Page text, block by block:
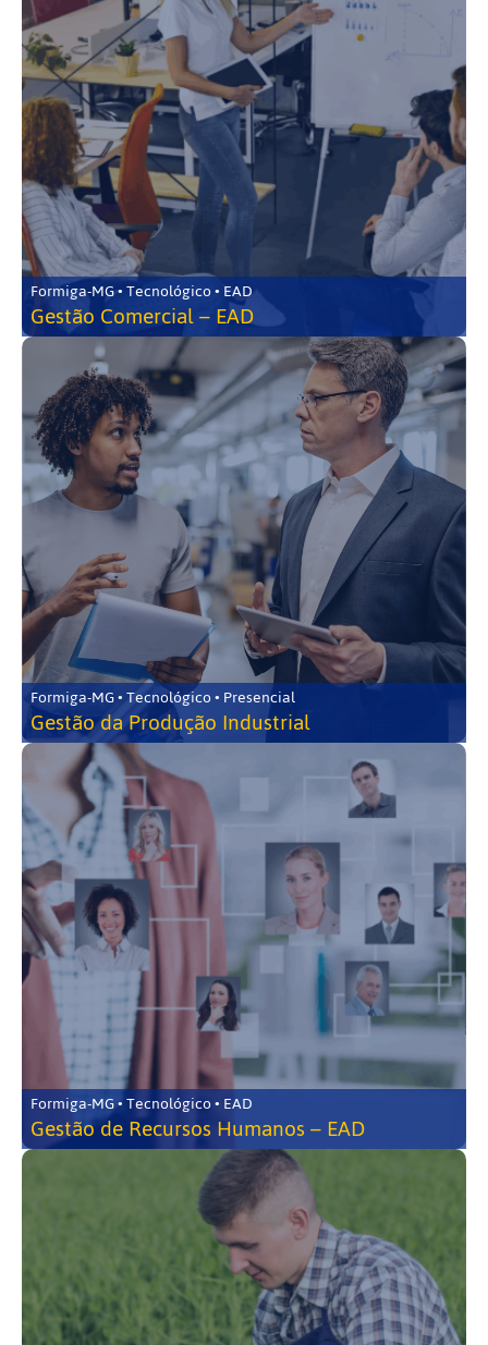
Formiga-MG • Tecnológico • EAD
Gestão Comercial – EAD
Formiga-MG • Tecnológico • Presencial
Gestão da Produção Industrial
Formiga-MG • Tecnológico • EAD
Gestão de Recursos Humanos – EAD